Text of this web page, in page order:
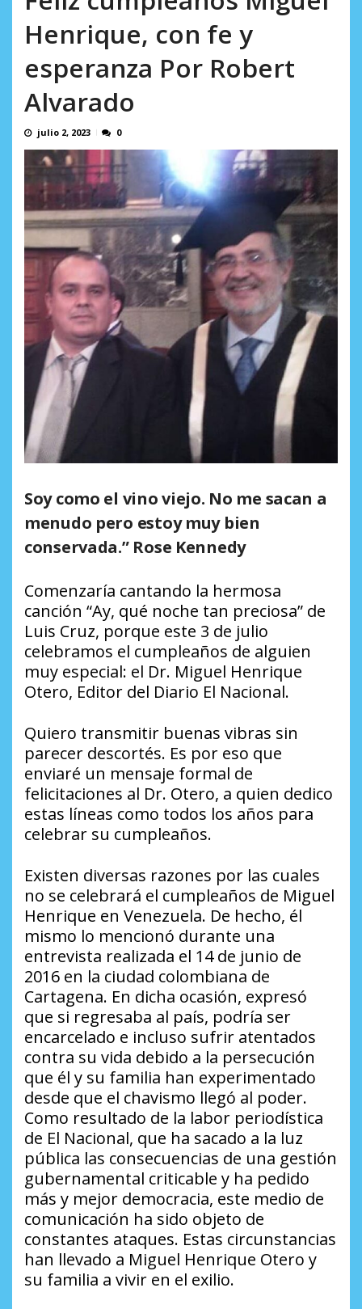
Henrique, con fe y
esperanza Por Robert
Alvarado
julio 2, 2023 0
Soy como el vino viejo. No me sacan a
menudo pero estoy muy bien
conservada.” Rose Kennedy
Comenzaría cantando la hermosa
canción “Ay, qué noche tan preciosa” de
Luis Cruz, porque este 3 de julio
celebramos el cumpleaños de alguien
muy especial: el Dr. Miguel Henrique
Otero, Editor del Diario El Nacional.
Quiero transmitir buenas vibras sin
parecer descortés. Es por eso que
enviaré un mensaje formal de
felicitaciones al Dr. Otero, a quien dedico
estas líneas como todos los años para
celebrar su cumpleaños.
Existen diversas razones por las cuales
no se celebrará el cumpleaños de Miguel
Henrique en Venezuela. De hecho, él
mismo lo mencionó durante una
entrevista realizada el 14 de junio de
2016 en la ciudad colombiana de
Cartagena. En dicha ocasión, expresó
que si regresaba al país, podría ser
encarcelado e incluso sufrir atentados
contra su vida debido a la persecución
que él y su familia han experimentado
desde que el chavismo llegó al poder.
Como resultado de la labor periodística
de El Nacional, que ha sacado a la luz
pública las consecuencias de una gestión
gubernamental criticable y ha pedido
más y mejor democracia, este medio de
comunicación ha sido objeto de
constantes ataques. Estas circunstancias
han llevado a Miguel Henrique Otero y
su familia a vivir en el exilio.